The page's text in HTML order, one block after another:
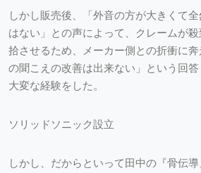
しかし販売後、「外音の方が大きくて
はない」との声によって、クレームが
拾させるため、メーカー側との折衝に
の聞こえの改善は出来ない」という回答
大変な経験をした。
ソリッドソニック設立
しかし、だからといって田中の『骨伝